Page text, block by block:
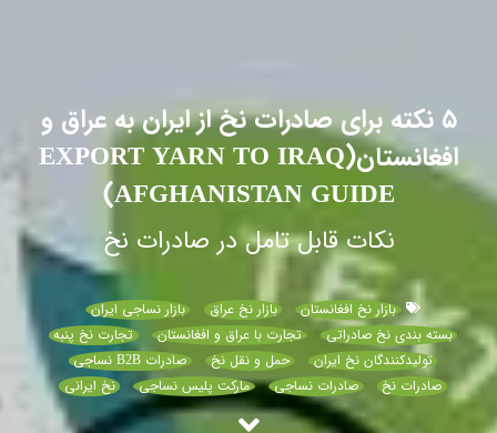
۵ نکته برای صادرات نخ از ایران به عراق و
افغانستان(EXPORT YARN TO IRAQ
AFGHANISTAN GUIDE)
نکات قابل تامل در صادرات نخ
بازار نخ افغانستان بازار نخ عراق
بازار نساجی ایران
بسته بندی نخ صادراتی
تجارت با عراق و افغانستان
تجارت نخ پنبه
تولیدکنندگان نخ ایران
حمل و نقل نخ
صادرات B2B نساجی
صادرات نخ
صادرات نساجی مارکت پلیس نساجی نخ ایرانی